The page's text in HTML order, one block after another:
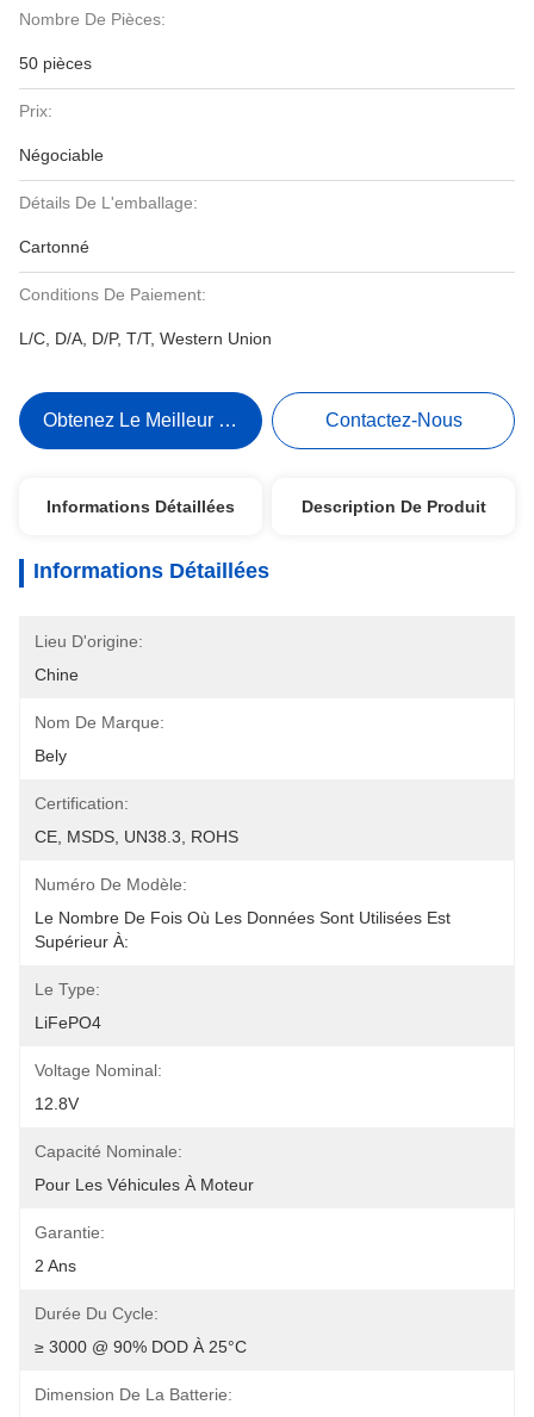
Nombre De Pièces:
50 pièces
Prix:
Négociable
Détails De L'emballage:
Cartonné
Conditions De Paiement:
L/C, D/A, D/P, T/T, Western Union
Obtenez Le Meilleur Prix Contactez-Nous
Informations Détaillées Description De Produit
Informations Détaillées
Lieu D'origine:
Chine
Nom De Marque:
Bely
Certification:
CE, MSDS, UN38.3, ROHS
Numéro De Modèle:
Le Nombre De Fois Où Les Données Sont Utilisées Est
Supérieur À:
Le Type:
LiFePO4
Voltage Nominal:
12.8V
Capacité Nominale:
Pour Les Véhicules À Moteur
Garantie:
2 Ans
Durée Du Cycle:
≥ 3000 @ 90% DOD À 25°C
Dimension De La Batterie: